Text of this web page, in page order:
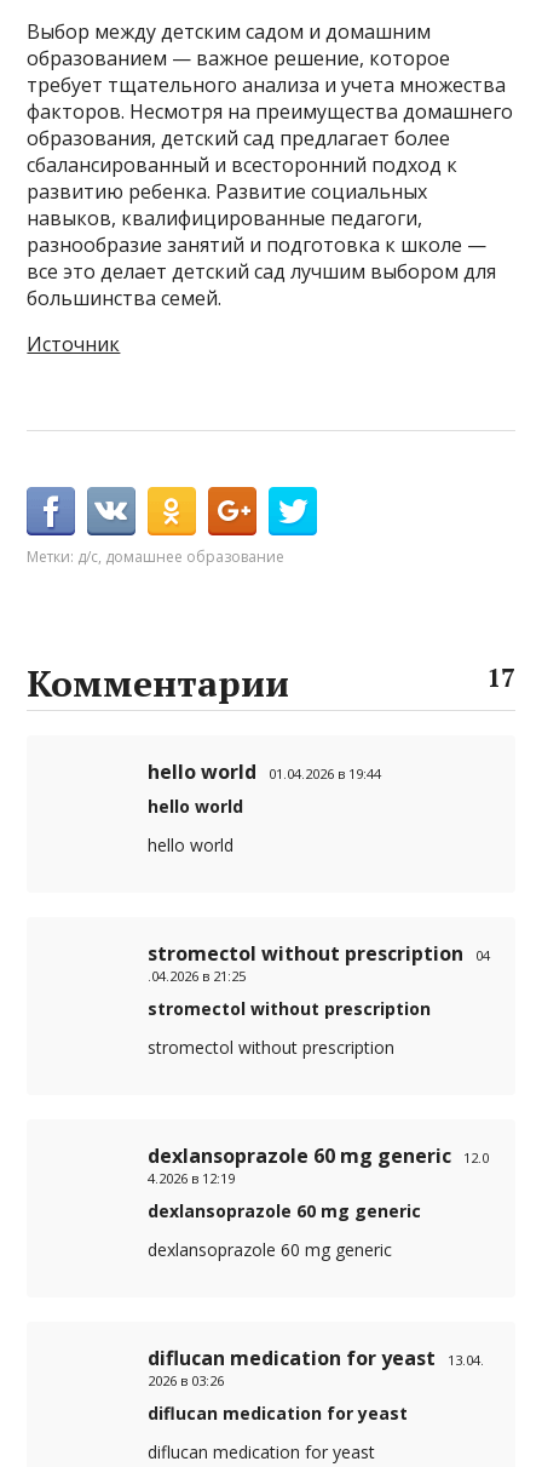
Выбор между детским садом и домашним
образованием — важное решение, которое
требует тщательного анализа и учета множества
факторов. Несмотря на преимущества домашнего
образования, детский сад предлагает более
сбалансированный и всесторонний подход к
развитию ребенка. Развитие социальных
навыков, квалифицированные педагоги,
разнообразие занятий и подготовка к школе —
все это делает детский сад лучшим выбором для
большинства семей.
Источник
Метки: д/с, домашнее образование
Комментарии 17
hello world 01.04.2026 в 19:44
hello world
hello world
stromectol without prescription
04
.04.2026 в 21:25
stromectol without prescription
stromectol without prescription
dexlansoprazole 60 mg generic
12.0
4.2026 в 12:19
dexlansoprazole 60 mg generic
dexlansoprazole 60 mg generic
diflucan medication for yeast
13.04.
2026 в 03:26
diflucan medication for yeast
diflucan medication for yeast